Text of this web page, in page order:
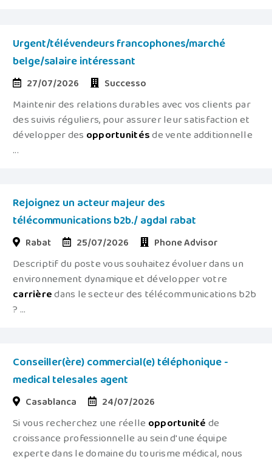
Urgent/télévendeurs francophones/marché
belge/salaire intéressant
27/07/2026 Successo
Maintenir des relations durables avec vos clients par
des suivis réguliers, pour assurer leur satisfaction et
développer des opportunitésde vente additionnelle
...
Rejoignez un acteur majeur des
télécommunications b2b./ agdal rabat
Rabat 25/07/2026 Phone Advisor
Descriptif du poste vous souhaitez évoluer dans un
environnement dynamique et développer votre
carrièredans le secteur des télécommunications b2b
? ...
Conseiller(ère) commercial(e) téléphonique -
medical telesales agent
Casablanca 24/07/2026
Si vous recherchez une réelle opportunitéde
croissance professionnelle au sein d'une équipe
experte dans le domaine du tourisme médical, nous